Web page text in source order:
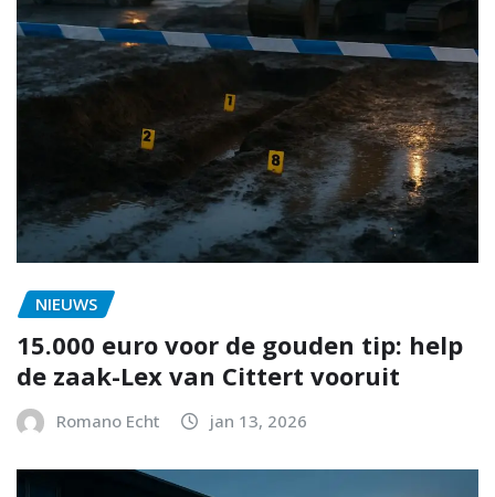
NIEUWS
15.000 euro voor de gouden tip: help
de zaak-Lex van Cittert vooruit
Romano Echt jan 13, 2026